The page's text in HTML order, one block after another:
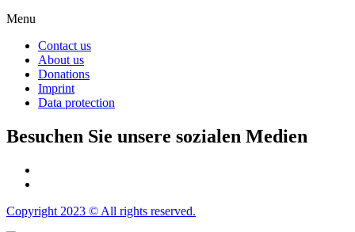
Menu
Contact us
About us
Donations
Imprint
Data protection
Besuchen Sie unsere sozialen Medien
Copyright 2023 © All rights reserved.